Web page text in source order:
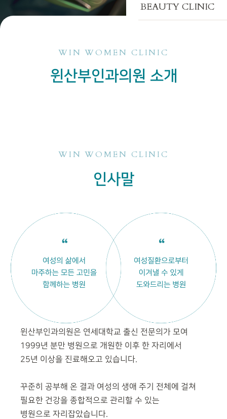
BEAUTY CLINIC
WIN WOMEN CLINIC
윈산부인과의원 소개
WIN WOMEN CLINIC
인사말
윈산부인과의원은 연세대학교 출신 전문의가 모여
1999년 분만 병원으로 개원한 이후 한 자리에서
25년 이상을 진료해오고 있습니다.
꾸준히 공부해 온 결과 여성의 생애 주기 전체에 걸쳐
필요한 건강을 종합적으로 관리할 수 있는
병원으로 자리잡았습니다.